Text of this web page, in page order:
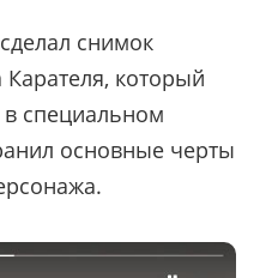
снимок
который
в специальном
основные черты